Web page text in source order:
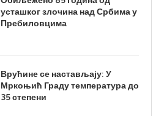
усташког злочина над Србима у
Пребиловцима
Врућине се настављају: У
Мркоњић Граду температура до
35 степени